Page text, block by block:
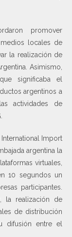
promover
locales de
la realización de
Asimismo,
significaba el
argentinos a
actividades de
Import
argentina la
virtuales,
10 segundos un
participantes.
la realización de
de distribución
difusión entre el